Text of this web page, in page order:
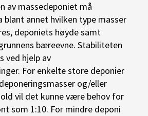
av massedeponiet må
blant annet hvilken type masser
deponiets høyde samt
bæreevne. Stabiliteten
ved hjelp av
For enkelte store deponier
og/eller
vil det kunne være behov for
som 1:10. For mindre deponi